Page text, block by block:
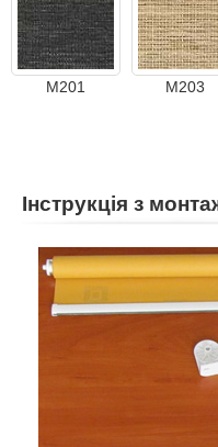
M201 M203
Інструкція з